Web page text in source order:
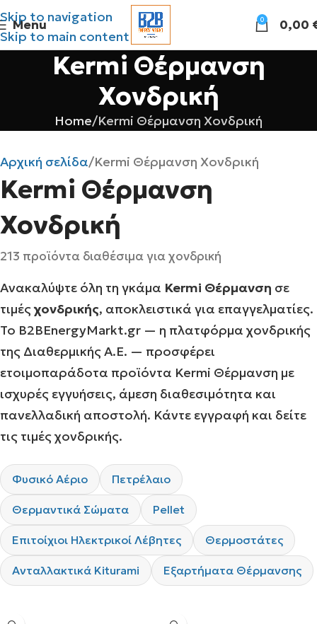
Skip to navigation
Skip to main content
Menu 0 0,00
Kermi Θέρμανση
Χονδρική
Home Kermi Θέρμανση Χονδρική
Αρχική σελίδα Kermi Θέρμανση Χονδρική
Kermi Θέρμανση
Χονδρική
213 προϊόντα διαθέσιμα για χονδρική
Ανακαλύψτε όλη τη γκάμα Kermi Θέρμανση σε
τιμέςχονδρικής, αποκλειστικά για επαγγελματίες.
Το B2BEnergyMarkt.gr — η πλατφόρμα χονδρικής
της Διαθερμικής Α.Ε. — προσφέρει
ετοιμοπαράδοτα προϊόντα Kermi Θέρμανση με
ισχυρές εγγυήσεις, άμεση διαθεσιμότητα και
πανελλαδική αποστολή. Κάντε εγγραφή και δείτε
τις τιμές χονδρικής.
Φυσικό Αέριο Πετρέλαιο
Θερμαντικά Σώματα Pellet
Επιτοίχιοι Ηλεκτρικοί Λέβητες Θερμοστάτες
Ανταλλακτικά Kiturami Εξαρτήματα Θέρμανσης